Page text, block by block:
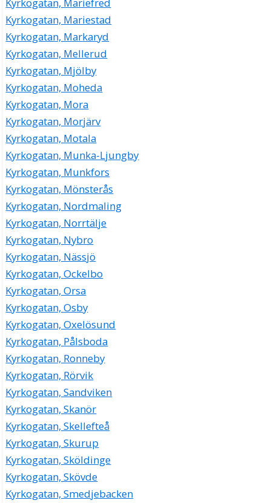
Kyrkogatan, Mariefred
Kyrkogatan, Mariestad
Kyrkogatan, Markaryd
Kyrkogatan, Mellerud
Kyrkogatan, Mjölby
Kyrkogatan, Moheda
Kyrkogatan, Mora
Kyrkogatan, Morjärv
Kyrkogatan, Motala
Kyrkogatan, Munka-Ljungby
Kyrkogatan, Munkfors
Kyrkogatan, Mönsterås
Kyrkogatan, Nordmaling
Kyrkogatan, Norrtälje
Kyrkogatan, Nybro
Kyrkogatan, Nässjö
Kyrkogatan, Ockelbo
Kyrkogatan, Orsa
Kyrkogatan, Osby
Kyrkogatan, Oxelösund
Kyrkogatan, Pålsboda
Kyrkogatan, Ronneby
Kyrkogatan, Rörvik
Kyrkogatan, Sandviken
Kyrkogatan, Skanör
Kyrkogatan, Skellefteå
Kyrkogatan, Skurup
Kyrkogatan, Sköldinge
Kyrkogatan, Skövde
Kyrkogatan, Smedjebacken